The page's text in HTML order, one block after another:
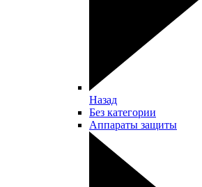
Назад
Без категории
Аппараты защиты